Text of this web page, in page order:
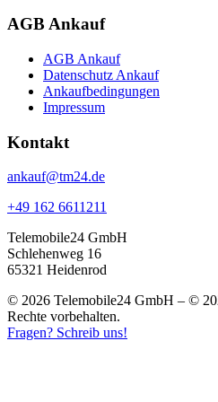
AGB Ankauf
AGB Ankauf
Datenschutz Ankauf
Ankaufbedingungen
Impressum
Kontakt
ankauf@tm24.de
+49 162 6611211
Telemobile24 GmbH
Schlehenweg 16
65321 Heidenrod
© 2026 Telemobile24 GmbH – ©
Rechte vorbehalten.
Fragen? Schreib uns!